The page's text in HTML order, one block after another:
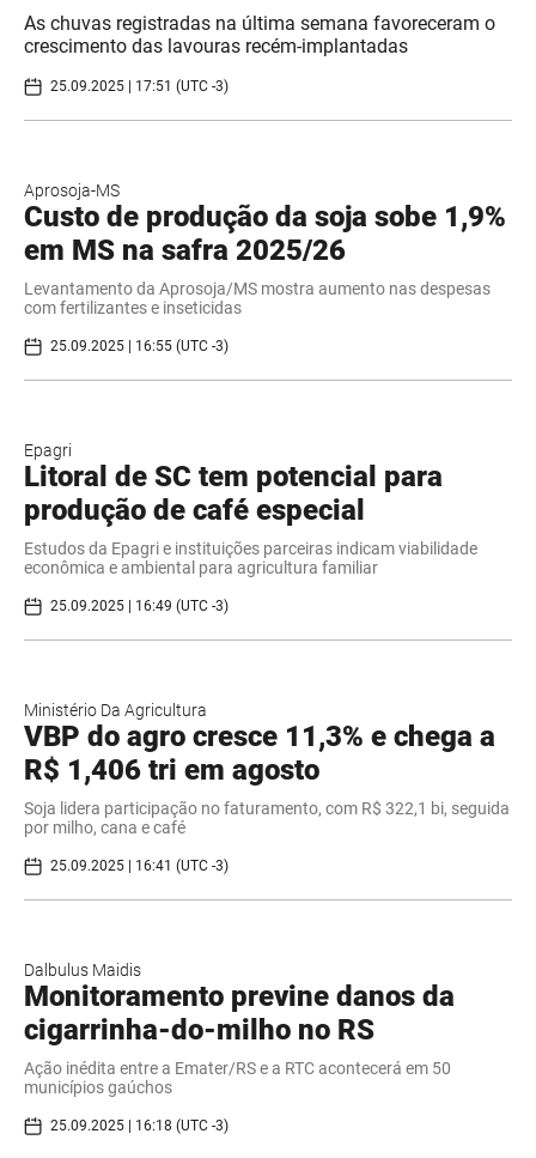
As chuvas registradas na última semana favoreceram o
crescimento das lavouras recém-implantadas
25.09.2025 | 17:51 (UTC -3)
Aprosoja-MS
Custo de produção da soja sobe 1,9%
em MS na safra 2025/26
Levantamento da Aprosoja/MS mostra aumento nas despesas
com fertilizantes e inseticidas
25.09.2025 | 16:55 (UTC -3)
Epagri
Litoral de SC tem potencial para
produção de café especial
Estudos da Epagri e instituições parceiras indicam viabilidade
econômica e ambiental para agricultura familiar
25.09.2025 | 16:49 (UTC -3)
Ministério Da Agricultura
VBP do agro cresce 11,3% e chega a
R$ 1,406 tri em agosto
Soja lidera participação no faturamento, com R$ 322,1 bi, seguida
por milho, cana e café
25.09.2025 | 16:41 (UTC -3)
Dalbulus Maidis
Monitoramento previne danos da
cigarrinha-do-milho no RS
Ação inédita entre a Emater/RS e a RTC acontecerá em 50
municípios gaúchos
25.09.2025 | 16:18 (UTC -3)